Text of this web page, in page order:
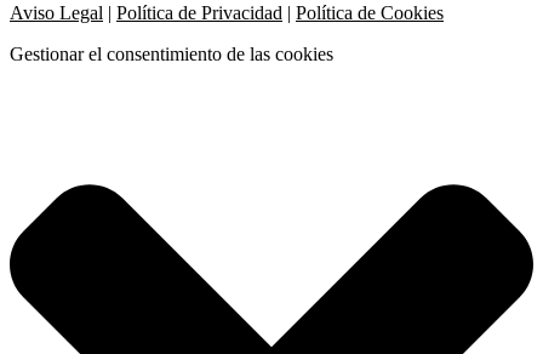
Aviso Legal | Política de Privacidad | Política de Cookies
Gestionar el consentimiento de las cookies